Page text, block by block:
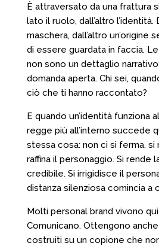
È attraversato da una frattura
lato il ruolo, dall’altro l’identità.
maschera, dall’altro un’origine
di essere guardata in faccia.
non sono un dettaglio
domanda aperta. Chi sei,
ciò che ti hanno raccontato?
E quando un’identità funziona
regge più all’interno succede
stessa cosa: non ci si ferma, si
raffina il personaggio. Si rende
credibile. Si irrigidisce il
distanza silenziosa comincia a
Molti personal brand vivono
Comunicano. Ottengono
costruiti su un copione che